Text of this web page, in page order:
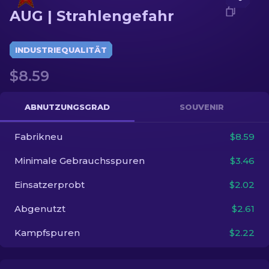
Scharfschützengewehr
Messer
Handschuh
Kisten
Andere
AUG | Strahlengefahr
INDUSTRIEQUALITÄT
$8.59
ABNUTZUNGSGRAD SOUVENIR
Fabrikneu $8.59
Minimale Gebrauchsspuren $3.46
Einsatzerprobt $2.02
Abgenutzt $2.61
Kampfspuren $2.22